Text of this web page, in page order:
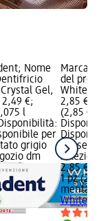
Nome
Gel,
€;
l
per
grigio
dm
Marca:
del
White
2,85 €;
(2,85 € /
2,85 €
1 pz
White